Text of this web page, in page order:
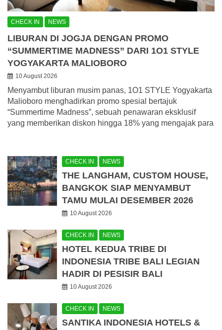
CHECK IN NEWS
LIBURAN DI JOGJA DENGAN PROMO
“SUMMERTIME MADNESS” DARI 1O1 STYLE
YOGYAKARTA MALIOBORO
10 August 2026
Menyambut liburan musim panas, 1O1 STYLE Yogyakarta
Malioboro menghadirkan promo spesial bertajuk
“Summertime Madness”, sebuah penawaran eksklusif
yang memberikan diskon hingga 18% yang mengajak para
CHECK IN NEWS
THE LANGHAM, CUSTOM HOUSE,
BANGKOK SIAP MENYAMBUT
TAMU MULAI DESEMBER 2026
10 August 2026
CHECK IN NEWS
HOTEL KEDUA TRIBE DI
INDONESIA TRIBE BALI LEGIAN
HADIR DI PESISIR BALI
10 August 2026
CHECK IN NEWS
SANTIKA INDONESIA HOTELS &